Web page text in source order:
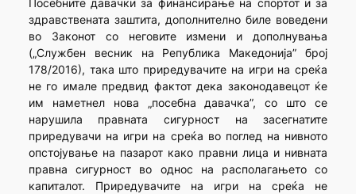
Посебните давачки за финансирање на спортот и за
здравствената заштита, дополнително биле воведени
во Законот со неговите измени и дополнувања
(„Службен весник на Република Македонија” број
178/2016), така што приредувачите на игри на среќа
не го имале предвид фактот дека законодавецот ќе
им наметнел нова „посебна давачка”, со што се
нарушила правната сигурност на засегнатите
приредувачи на игри на среќа во поглед на нивното
опстојување на пазарот како правни лица и нивната
правна сигурност во однос на располагањето со
капиталот. Приредувачите на игри на среќа не